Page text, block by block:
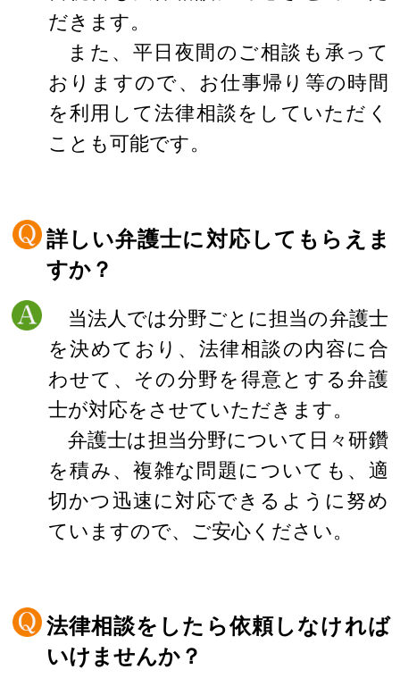
だきます。
また、平日夜間のご相談も承って
おりますので、お仕事帰り等の時間
を利用して法律相談をしていただく
ことも可能です。
詳しい弁護士に対応してもらえま
すか？
当法人では分野ごとに担当の弁護士
を決めており、法律相談の内容に合
わせて、その分野を得意とする弁護
士が対応をさせていただきます。
弁護士は担当分野について日々研鑽
を積み、複雑な問題についても、適
切かつ迅速に対応できるように努め
ていますので、ご安心ください。
法律相談をしたら依頼しなければ
いけませんか？